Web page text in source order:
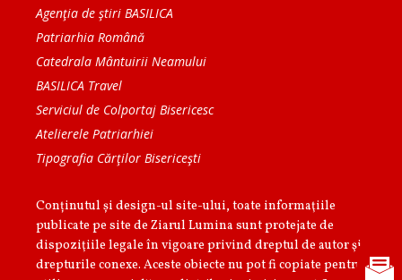
Agenţia de ştiri BASILICA
Patriarhia Română
Catedrala Mântuirii Neamului
BASILICA Travel
Serviciul de Colportaj Bisericesc
Atelierele Patriarhiei
Tipografia Cărţilor Bisericeşti
Conținutul și design-ul site-ului, toate informaţiile
publicate pe site de Ziarul Lumina sunt protejate de
dispoziţiile legale în vigoare privind dreptul de autor şi
drepturile conexe. Aceste obiecte nu pot fi copiate pentru